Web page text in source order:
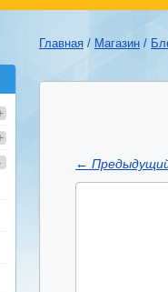
Главная / Магазин /
←